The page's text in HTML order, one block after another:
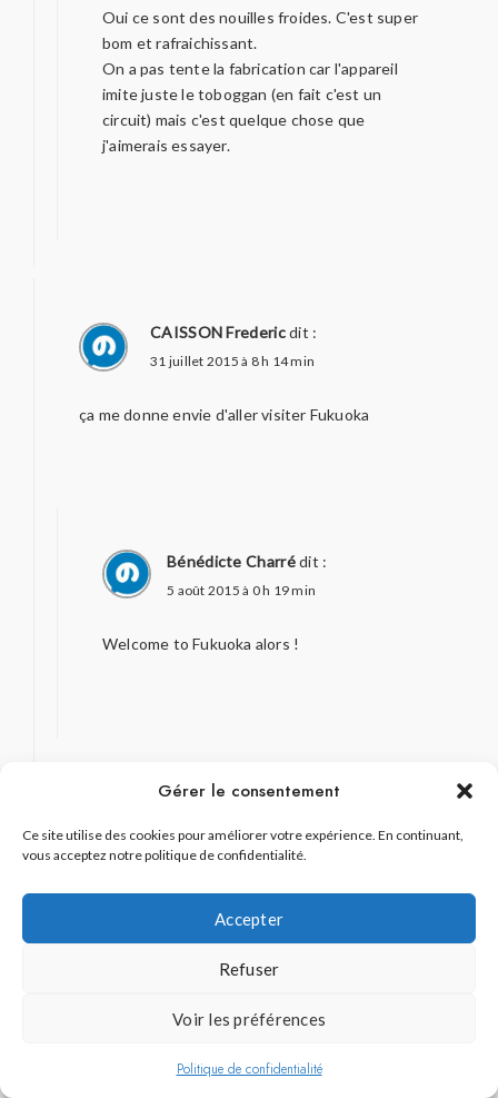
Gérer le consentement
Ce site utilise des cookies pour améliorer votre expérience. En continuant,
vous acceptez notre politique de confidentialité.
Accepter
Refuser
Voir les préférences
Politique de confidentialité
Oui ce sont des nouilles froides. C'est super
bom et rafraichissant.
On a pas tente la fabrication car l'appareil
imite juste le toboggan (en fait c'est un
circuit) mais c'est quelque chose que
j'aimerais essayer.
CAISSON Fredericdit :
31 juillet 2015 à 8 h 14 min
ça me donne envie d'aller visiter Fukuoka
Bénédicte Charrédit :
5 août 2015 à 0 h 19 min
Welcome to Fukuoka alors !
tetoydit :
31 juillet 2015 à 11 h 01 min
J'adore les photo avec les confiseries. Elle n'a
rien d'exceptionnel mais j'adore. Le mélange de
l'eau, la pierre et les plantes. Et puis ça intrigue.
Sinon j'aime bien ces articles qui parlent de tout